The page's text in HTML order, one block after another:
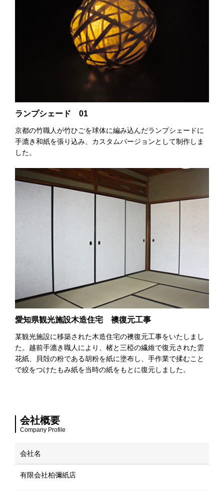
ランプシェード 01
京都の竹職人が竹ひごを球体に編み込んだランプシェードに
手漉き和紙を張り込み、カスタムバージョンとして制作しま
した。
愛知県観光施設木造住宅 襖復元工事
某観光施設に移築された木造住宅の襖復元工事をいたしまし
た。越前手漉き職人により、楮と三椏の繊維で復元された雲
花紙、貝殻の粉である胡粉を紙に塗布し、手作業で揉むこと
で絞をつけたもみ紙を当時の紙をもとに復元しました。
会社概要
Company Profile
会社名
有限会社柏彌紙店